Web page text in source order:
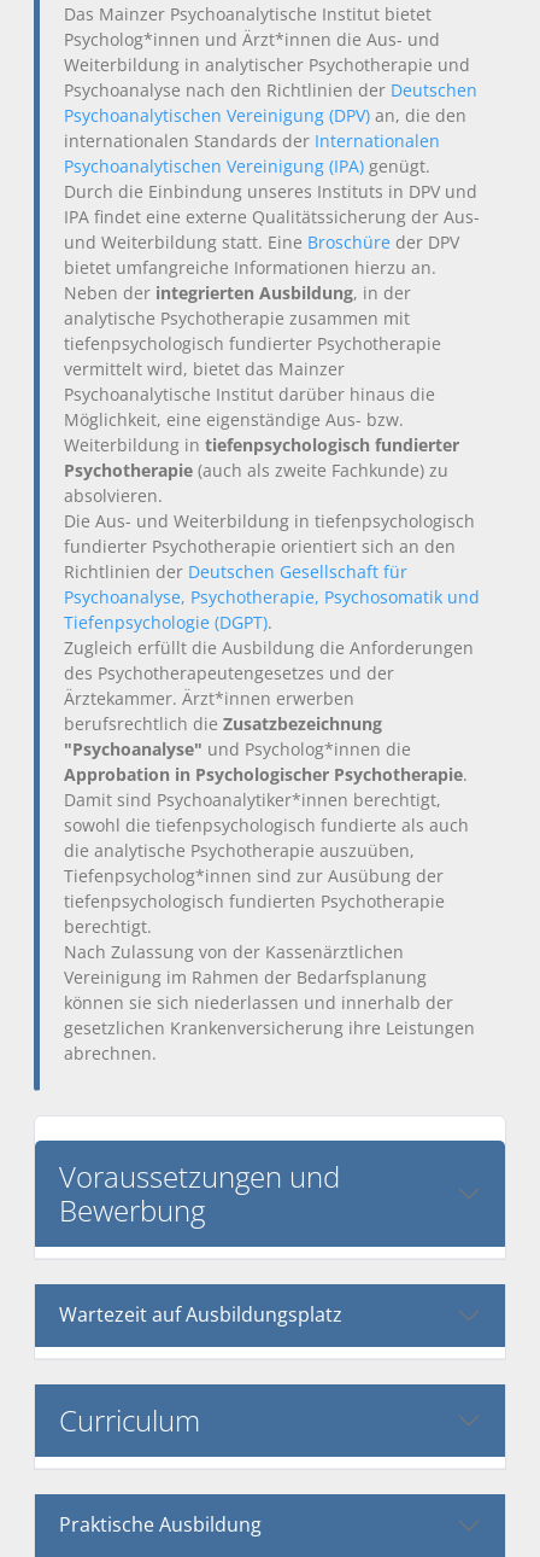
Das Mainzer Psychoanalytische Institut bietet
Psycholog*innen und Ärzt*innen die Aus- und
Weiterbildung in analytischer Psychotherapie und
Psychoanalyse nach den Richtlinien der Deutschen
Psychoanalytischen Vereinigung (DPV) an, die den
internationalen Standards der Internationalen
Psychoanalytischen Vereinigung (IPA) genügt.
Durch die Einbindung unseres Instituts in DPV und
IPA findet eine externe Qualitätssicherung der Aus-
und Weiterbildung statt. Eine Broschüre der DPV
bietet umfangreiche Informationen hierzu an.
Neben der integrierten Ausbildung, in der
analytische Psychotherapie zusammen mit
tiefenpsychologisch fundierter Psychotherapie
vermittelt wird, bietet das Mainzer
Psychoanalytische Institut darüber hinaus die
Möglichkeit, eine eigenständige Aus- bzw.
Weiterbildung in tiefenpsychologisch fundierter
Psychotherapie (auch als zweite Fachkunde) zu
absolvieren.
Die Aus- und Weiterbildung in tiefenpsychologisch
fundierter Psychotherapie orientiert sich an den
Richtlinien der Deutschen Gesellschaft für
Psychoanalyse, Psychotherapie, Psychosomatik und
Tiefenpsychologie (DGPT).
Zugleich erfüllt die Ausbildung die Anforderungen
des Psychotherapeutengesetzes und der
Ärztekammer. Ärzt*innen erwerben
berufsrechtlich die Zusatzbezeichnung
"Psychoanalyse" und Psycholog*innen die
Approbation in Psychologischer Psychotherapie.
Damit sind Psychoanalytiker*innen berechtigt,
sowohl die tiefenpsychologisch fundierte als auch
die analytische Psychotherapie auszuüben,
Tiefenpsycholog*innen sind zur Ausübung der
tiefenpsychologisch fundierten Psychotherapie
berechtigt.
Nach Zulassung von der Kassenärztlichen
Vereinigung im Rahmen der Bedarfsplanung
können sie sich niederlassen und innerhalb der
gesetzlichen Krankenversicherung ihre Leistungen
abrechnen.
Voraussetzungen und
Bewerbung
Wartezeit auf Ausbildungsplatz
Curriculum
Praktische Ausbildung